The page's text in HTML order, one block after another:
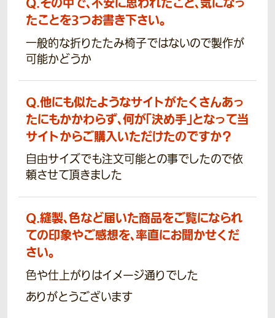
たことを3つお書き下さい。
一般的な折りたたみ椅子ではないので製作が
可能かどうか
Q.他にも似たようなサイトがたくさんあっ
たにもかかわらず、何が「決め手」となって当
サイトからご購入いただけたのですか？
自由サイズでも注文可能との事でしたので依
頼させて頂きました
Q.縫製、色など届いた商品をご覧になられ
ての印象やご感想を、率直にお聞かせくだ
さい。
色や仕上がりはイメージ通りでした
ありがとうございます